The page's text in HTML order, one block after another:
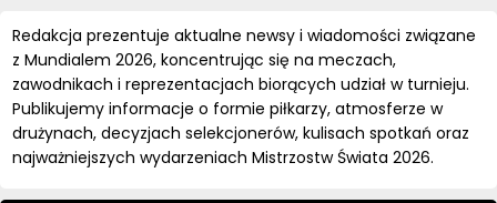
Redakcja prezentuje aktualne newsy i wiadomości związane
z Mundialem 2026, koncentrując się na meczach,
zawodnikach i reprezentacjach biorących udział w turnieju.
Publikujemy informacje o formie piłkarzy, atmosferze w
drużynach, decyzjach selekcjonerów, kulisach spotkań oraz
najważniejszych wydarzeniach Mistrzostw Świata 2026.